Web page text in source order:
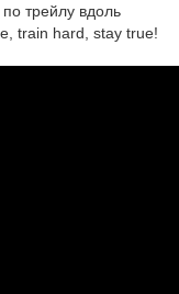
трейлу вдоль
train hard, stay true!